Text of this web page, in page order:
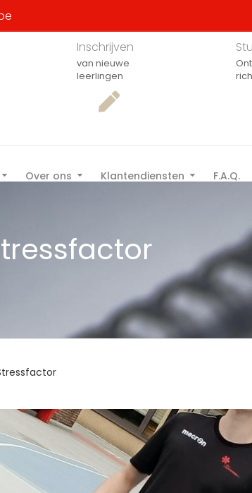
Inschrijven
van nieuwe
leerlingen
Over ons Klantendiensten F.A.Q.